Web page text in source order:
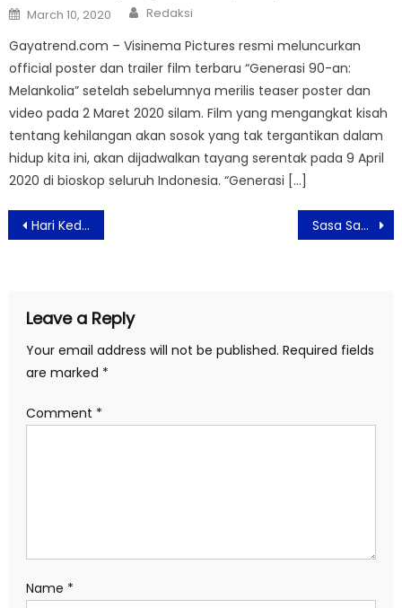
Posted
on
March 10, 2020 Author
Redaksi
Gayatrend.com – Visinema Pictures resmi meluncurkan
official poster dan trailer film terbaru “Generasi 90-an:
Melankolia” setelah sebelumnya merilis teaser poster dan
video pada 2 Maret 2020 silam. Film yang mengangkat kisah
tentang kehilangan akan sosok yang tak tergantikan dalam
hidup kita ini, akan dijadwalkan tayang serentak pada 9 April
2020 di bioskop seluruh Indonesia. “Generasi […]
Post
navigation
Hari Kedua Indonesia Women Fest 2026 Diserbu Pengunjung, Penampilan Bernadya Jadi Magnet Utama Sasa Santan Hadirkan Cita Rasa Istimewa Idul Adha, Gulai Kambing Jadi Lebih Gurih dan Creamy
Leave a Reply
Your email address will not be published. Required fields
are marked *
Comment *
Name *